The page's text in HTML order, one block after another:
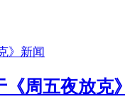
》新闻
《周五夜放克